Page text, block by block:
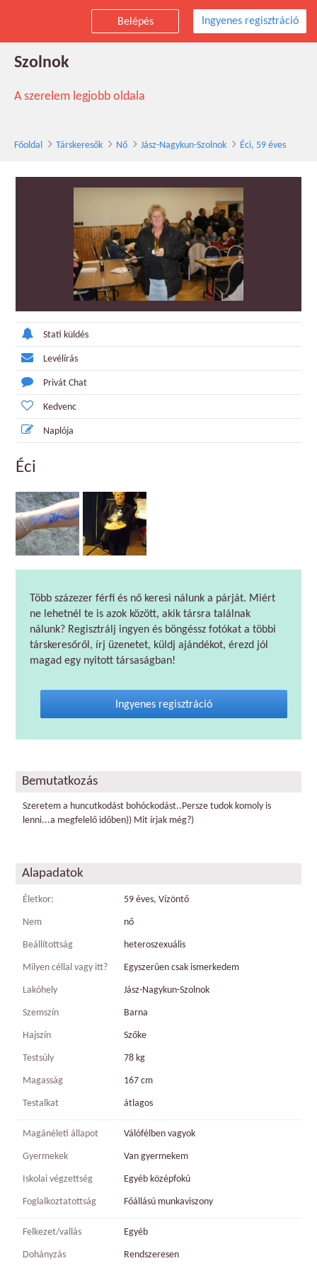
Belépés Ingyenes regisztráció
Éci társkereső nő, 59 éves, Jász-Nagykun-
Szolnok
A szerelem legjobb oldala
Főoldal Társkeresők Nő Jász-Nagykun-Szolnok Éci, 59 éves
Stati küldés
Levélírás
Privát Chat
Kedvenc
Naplója
Éci
Több százezer férfi és nő keresi nálunk a párját. Miért
ne lehetnél te is azok között, akik társra találnak
nálunk? Regisztrálj ingyen és böngéssz fotókat a többi
társkeresőről, írj üzenetet, küldj ajándékot, érezd jól
magad egy nyitott társaságban!
Ingyenes regisztráció
Bemutatkozás
Szeretem a huncutkodást bohóckodást..Persze tudok komoly is
lenni...a megfelelő időben)) Mit írjak még?)
Alapadatok
Életkor: 59 éves, Vízöntő
Nem nő
Beállítottság heteroszexuális
Milyen céllal vagy itt? Egyszerûen csak ismerkedem
Lakóhely Jász-Nagykun-Szolnok
Szemszín Barna
Hajszín Szőke
Testsúly 78 kg
Magasság 167 cm
Testalkat átlagos
Magánéleti állapot Válófélben vagyok
Gyermekek Van gyermekem
Iskolai végzettség Egyéb középfokú
Foglalkoztatottság Főállású munkaviszony
Felkezet/vallás Egyéb
Dohányzás Rendszeresen